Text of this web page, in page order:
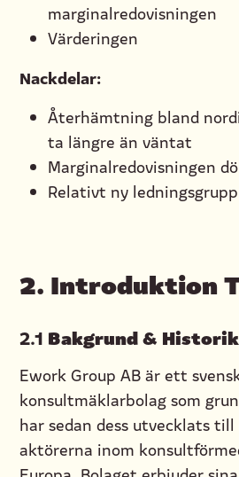
marginalredovisningen
Värderingen
Nackdelar:
Återhämtning bland
ta längre än väntat
Marginalredovisningen
Relativt ny ledningsgrupp
2. Introduktion
2.1 Bakgrund & Historik
Ework Group AB är ett
konsultmäklarbolag som
har sedan dess utvecklats till
aktörerna inom